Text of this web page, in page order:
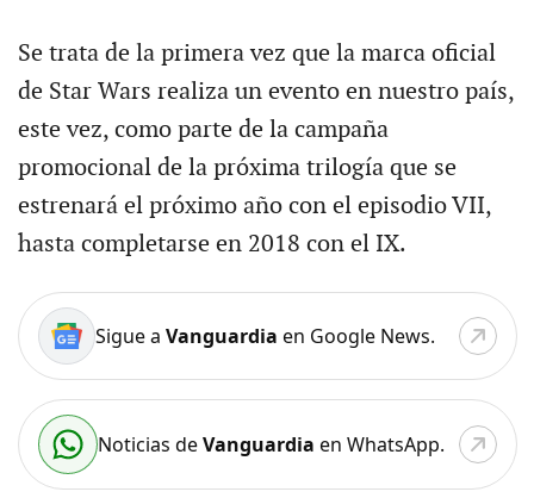
Se trata de la primera vez que la marca oficial
de Star Wars realiza un evento en nuestro país,
este vez, como parte de la campaña
promocional de la próxima trilogía que se
estrenará el próximo año con el episodio VII,
hasta completarse en 2018 con el IX.
Sigue a Vanguardia en Google News.
Noticias deVanguardia en WhatsApp.